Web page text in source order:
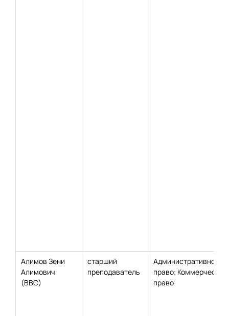
Алимов Зени
Алимович
(ВВС)
старший
преподаватель
Административное
право; Коммерческое
право